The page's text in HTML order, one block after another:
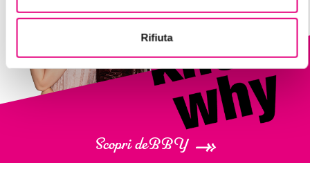
Rifiuta
Scopri deBBY